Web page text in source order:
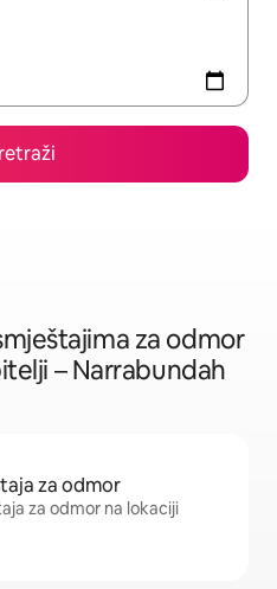
za odmor
– Narrabundah
za odmor
za odmor na lokaciji